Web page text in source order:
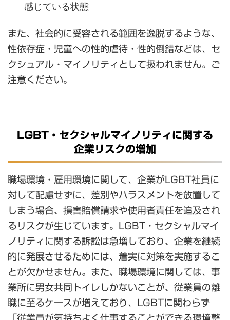
感じている状態
また、社会的に受容される範囲を逸脱するような、
性依存症・児童への性的虐待・性的倒錯などは、セ
クシュアル・マイノリティとして扱われません。ご
注意ください。
LGBT・セクシャルマイノリティに関する
企業リスクの増加
職場環境・雇用環境に関して、企業がLGBT社員に
対して配慮せずに、差別やハラスメントを放置して
しまう場合、損害賠償請求や使用者責任を追及され
るリスクが生じています。LGBT・セクシャルマイ
ノリティに関する訴訟は急増しており、企業を継続
的に発展させるためには、着実に対策を実施するこ
とが欠かせません。また、職場環境に関しては、事
業所に男女共同トイレしかないことが、従業員の離
職に至るケースが増えており、LGBTに関わらず
「従業員が気持ちよく仕事することができる環境整